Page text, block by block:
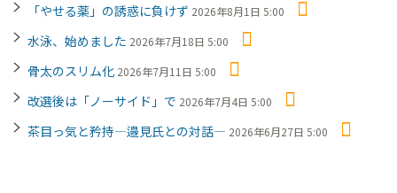
「やせる薬」の誘惑に負けず 2026年8月1日 5:00
水泳、始めました 2026年7月18日 5:00
骨太のスリム化 2026年7月11日 5:00
改選後は「ノーサイド」で 2026年7月4日 5:00
茶目っ気と矜持―邉見氏との対話― 2026年6月27日 5:00